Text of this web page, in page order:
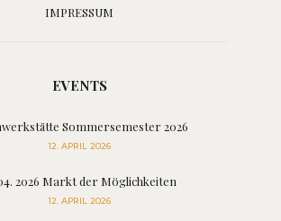
IMPRESSUM
EVENTS
Sommersemester 2026
12. APRIL 2026
2026 Markt der Möglichkeiten
12. APRIL 2026